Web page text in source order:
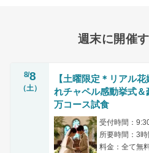
週末に開催
8/8
（土）
【土曜限定＊リアル
れチャペル感動挙式＆
万コース試食
所要時間：3
料金：全て無